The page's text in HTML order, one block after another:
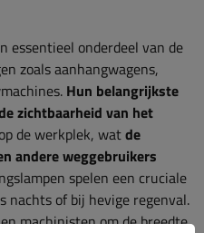
essentieel onderdeel van de
zoals aanhangwagens,
Hun belangrijkste
zichtbaarheid van het
de werkplek, watde
andere weggebruikers
spelen een cruciale
nachts of bij hevige regenval.
machinisten om de breedte